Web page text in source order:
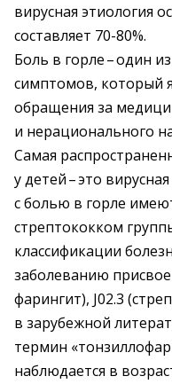
вирусная этиология
составляет 70-80%.
Боль в горле – ​один
симптомов, который
обращения за
и нерационального
Самая
у детей – ​это
с болью в горле
стрептококком
классификации
заболеванию
фарингит), J02.3
в зарубежной
термин
наблюдается в